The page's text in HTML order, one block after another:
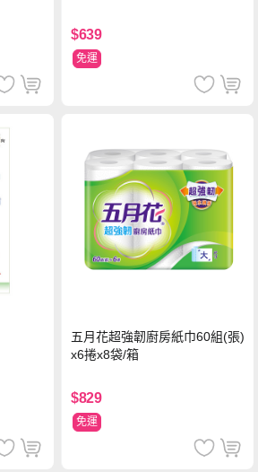
$639
免運
五月花超強韌廚房紙巾60組(張)
x6捲x8袋/箱
$829
免運